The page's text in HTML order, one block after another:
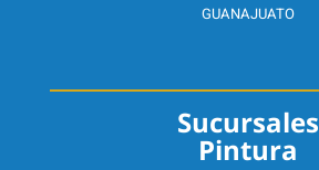
Sucursales
Pintura
GUANAJUATO